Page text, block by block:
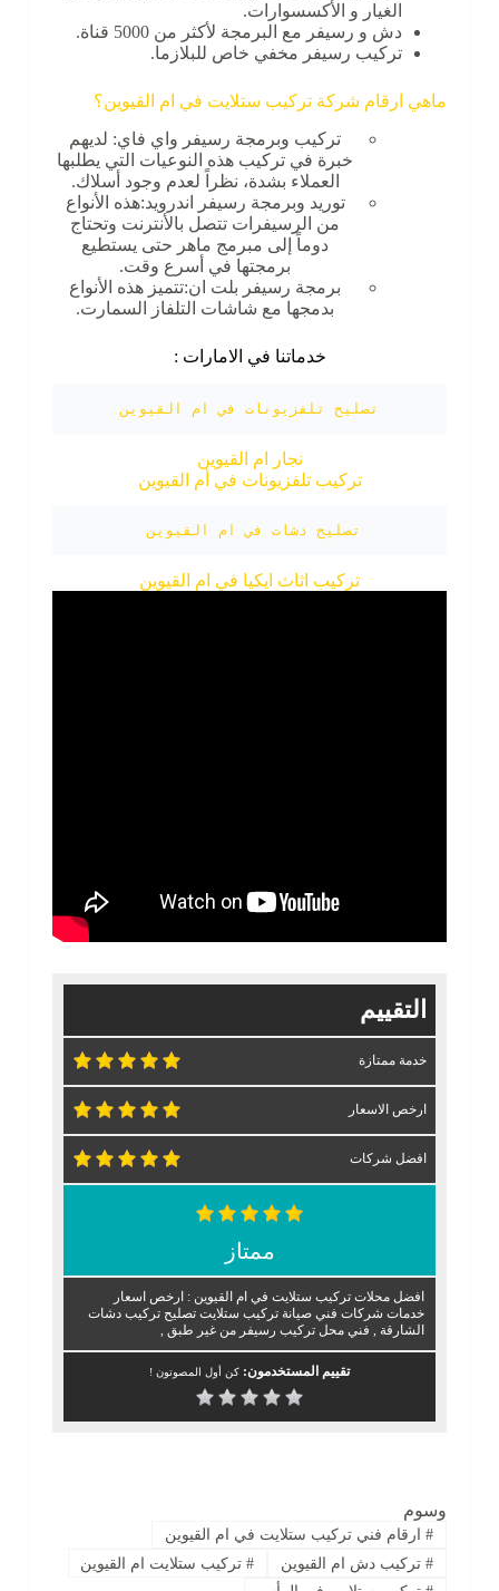
الغيار و الأكسسوارات.
دش و رسيفر مع البرمجة لأكثر من 5000 قناة.
تركيب رسيفر مخفي خاص للبلازما.
ماهي ارقام شركة تركيب ستلايت في ام القيوين؟
تركيب وبرمجة رسيفر واي فاي: لديهم
خبرة في تركيب هذه النوعيات التي يطلبها
العملاء بشدة، نظراً لعدم وجود أسلاك.
توريد وبرمجة رسيفر اندرويد:هذه الأنواع
من الرسيفرات تتصل بالأنترنت وتحتاج
دوماً إلى مبرمج ماهر حتى يستطيع
برمجتها في أسرع وقت.
برمجة رسيفر بلت ان:تتميز هذه الأنواع
بدمجها مع شاشات التلفاز السمارت.
خدماتنا في الامارات :
تصليح تلفزيونات في ام القيوين
نجار ام القيوين
تركيب تلفزيونات في أم القيوين
تصليح دشات في ام القيوين
تركيب اثاث ايكيا في ام القيوين
التقييم
خدمة ممتازة
ارخص الاسعار
افضل شركات
ممتاز
افضل محلات تركيب ستلايت في ام القيوين : ارخص اسعار
خدمات شركات فني صيانة تركيب ستلايت تصليح تركيب دشات
الشارقة , فني محل تركيب رسيفر من غير طبق ,
تقييم المستخدمون: كن أول المصوتون !
وسوم
#ارقام فني تركيب ستلايت في ام القيوين
#تركيب دش ام القيوين #تركيب ستلايت ام القيوين